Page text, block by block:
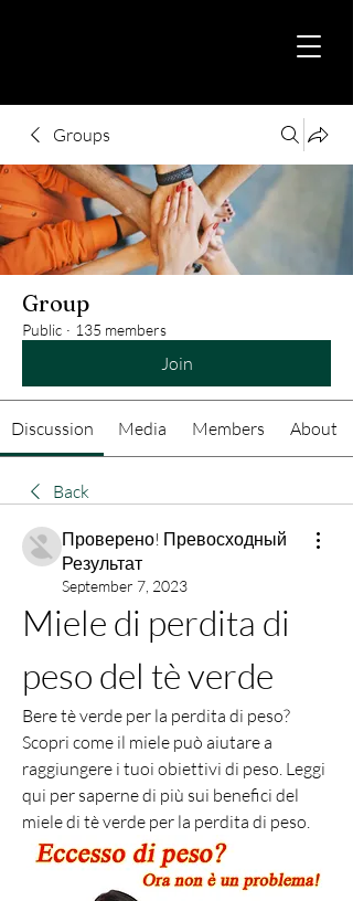
Groups
Group
Public · 135 members
Join
Discussion Media Members About
Back
Проверено! Превосходный
Результат
September 7, 2023
Miele di perdita di
peso del tè verde
Bere tè verde per la perdita di peso?
Scopri come il miele può aiutare a
raggiungere i tuoi obiettivi di peso. Leggi
qui per saperne di più sui benefici del
miele di tè verde per la perdita di peso.